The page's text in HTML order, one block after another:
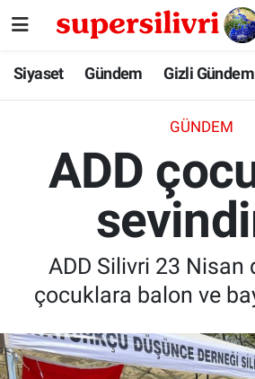
Siyaset Gündem Gizli Gündem
GÜNDEM
ADD
ADD Silivri 23 Nisan
çocuklara balon ve
Siyaset
Gizli Gündem
Belediye
İstanbul Nöbetçi Eczaneler
İstanbul Hava Durumu
İstanbul Namaz Vakitleri
İstanbul Trafik Yoğunluk
Tüm Manşetler
Son Dakika Haberleri